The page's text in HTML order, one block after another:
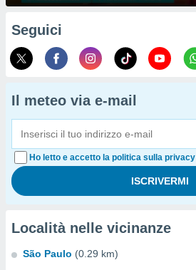
Seguici
Il meteo via e-mail
Ho letto e accetto la politica sulla privacy
Località nelle vicinanze
São Paulo (0.29 km)